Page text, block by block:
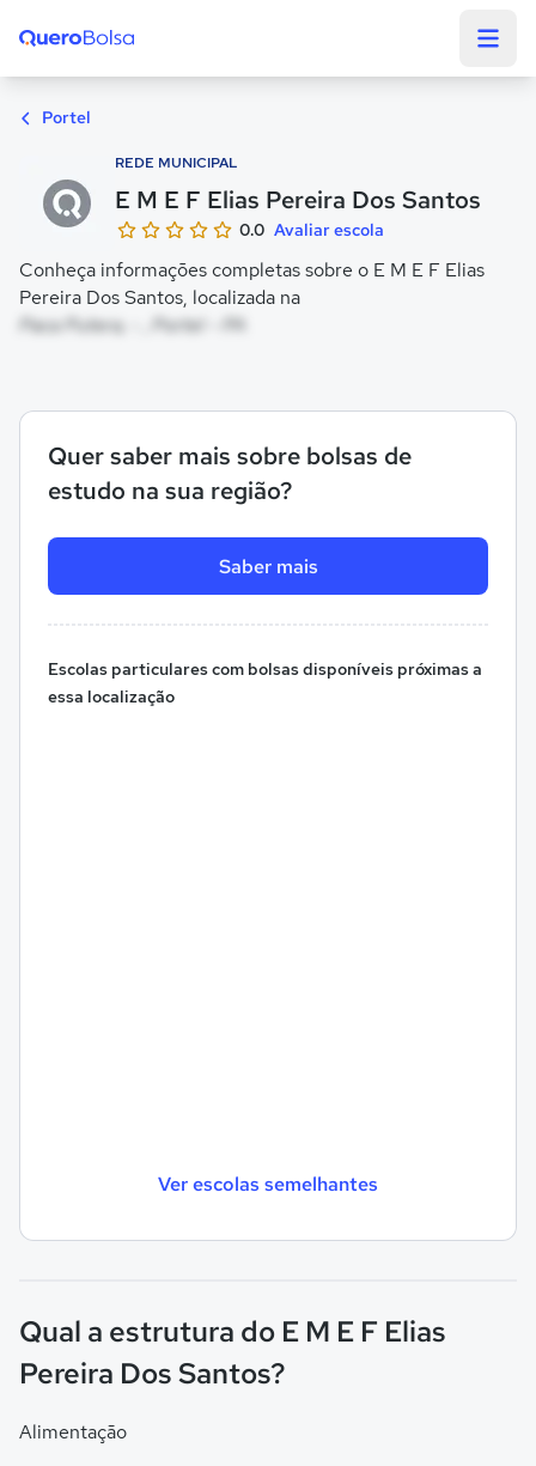
Portel
REDE MUNICIPAL
E M E F Elias Pereira Dos Santos
0.0 Avaliar escola
Conheça informações completas sobre o E M E F Elias
Pereira Dos Santos, localizada na
Paca Putera, - , Portel - PA
Quer saber mais sobre bolsas de
estudo na sua região?
Saber mais
Escolas particulares com bolsas disponíveis próximas a
essa localização
Ver escolas semelhantes
Qual a estrutura do E M E F Elias
Pereira Dos Santos?
Alimentação